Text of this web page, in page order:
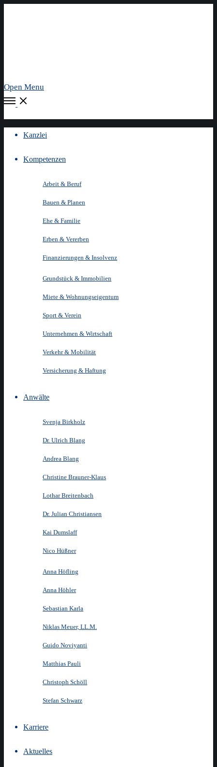
Open Menu
Kanzlei
Kompetenzen
Arbeit & Beruf
Bauen & Planen
Ehe & Familie
Erben & Vererben
Finanzierungen & Insolvenz
Grundstück & Immobilien
Miete & Wohnungseigentum
Sport & Verein
Unternehmen & Wirtschaft
Verkehr & Mobilität
Versicherung & Haftung
Anwälte
Svenja Birkholz
Dr. Ulrich Blang
Andrea Blang
Christine Brauner-Klaus
Lothar Breitenbach
Dr. Julian Christiansen
Kai Dumslaff
Nico Hüßner
Anna Höfling
Anna Höhler
Sebastian Karla
Niklas Meuer, LL.M.
Guido Noviyanti
Matthias Pauli
Christoph Schöll
Stefan Schwarz
Karriere
Aktuelles